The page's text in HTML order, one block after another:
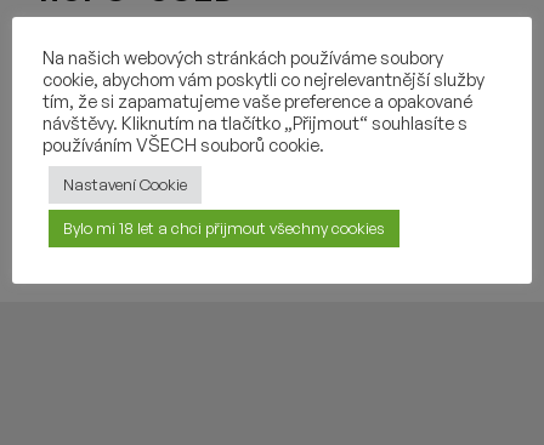
INGREDIENTS
OTHER INFORMATION
YOU MAY ALSO LIKE
Na našich webových stránkách používáme soubory
cookie, abychom vám poskytli co nejrelevantnější služby
tím, že si zapamatujeme vaše preference a opakované
návštěvy. Kliknutím na tlačítko „Přijmout“ souhlasíte s
používáním VŠECH souborů cookie.
Nastavení Cookie
Bylo mi 18 let a chci přijmout všechny cookies